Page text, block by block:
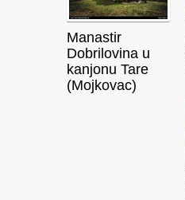
Manastir
Dobrilovina u
kanjonu Tare
(Mojkovac)